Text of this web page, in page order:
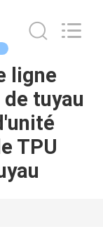
ligne
tuyau
TPU